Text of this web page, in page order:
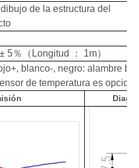
de la estructura del
5％ （Longitud ： 1m）
blanco-, negro: alambre
de temperatura es